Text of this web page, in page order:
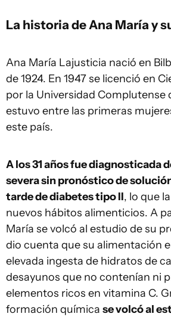
La historia de Ana María y
Ana María Lajusticia nació en
de 1924. En 1947 se licenció en
por la Universidad Complutense
estuvo entre las primeras
este país.
A los 31 años fue diagnosticada
severa sin pronóstico de
tarde de diabetes tipo II, lo que
nuevos hábitos alimenticios. A
María se volcó al estudio de su
dio cuenta que su alimentación
elevada ingesta de hidratos de
desayunos que no contenían ni
elementos ricos en vitamina C.
formación química se volcó al